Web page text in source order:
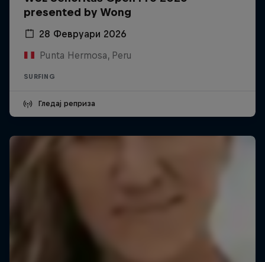
presented by Wong
28 Февруари 2026
Punta Hermosa, Peru
SURFING
Гледај реприза